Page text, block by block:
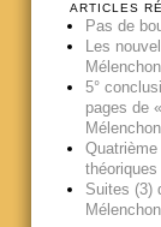
ARTICLES
Pas de
Les
5°
pages de
Mélenchon
Suites (3)